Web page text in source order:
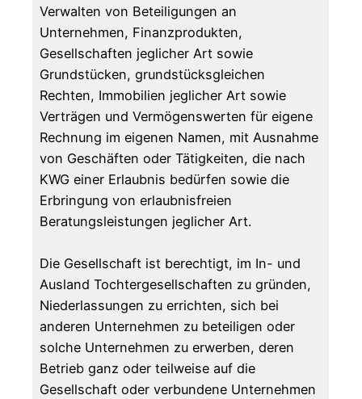
Verwalten von Beteiligungen an
Unternehmen, Finanzprodukten,
Gesellschaften jeglicher Art sowie
Grundstücken, grundstücksgleichen
Rechten, Immobilien jeglicher Art sowie
Verträgen und Vermögenswerten für eigene
Rechnung im eigenen Namen, mit Ausnahme
von Geschäften oder Tätigkeiten, die nach
KWG einer Erlaubnis bedürfen sowie die
Erbringung von erlaubnisfreien
Beratungsleistungen jeglicher Art.
Die Gesellschaft ist berechtigt, im In- und
Ausland Tochtergesellschaften zu gründen,
Niederlassungen zu errichten, sich bei
anderen Unternehmen zu beteiligen oder
solche Unternehmen zu erwerben, deren
Betrieb ganz oder teilweise auf die
Gesellschaft oder verbundene Unternehmen